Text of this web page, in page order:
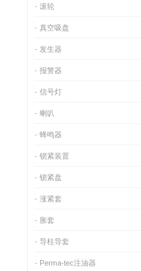
滚轮
真空吸盘
发生器
报警器
信号灯
喇叭
蜂鸣器
锁紧装置
锁紧盘
涨紧套
胀套
导柱导套
Perma-tec注油器